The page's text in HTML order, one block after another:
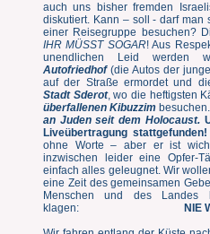
auch uns bisher fremden
diskutiert. Kann – soll - darf man
einer Reisegruppe besuchen?
IHR MÜSST SOGAR! Aus
unendlichen Leid werden
Autofriedhof(die Autos der
auf der Straße ermordet und
Stadt Sderot, wo die heftigsten
überfallenen Kibuzzim
an Juden seit dem Holocaust.
Liveübertragung
ohne Worte – aber er ist
inzwischen leider eine Opfer-
einfach alles geleugnet. Wir
eine Zeit des gemeinsamen
Menschen und des
klagen:
NIE